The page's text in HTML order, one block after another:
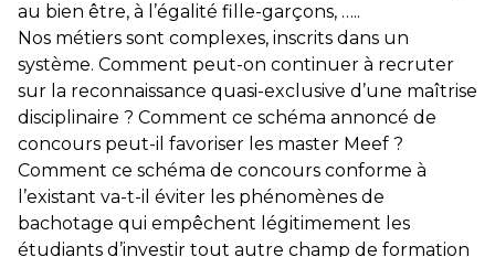
au bien être, à l’égalité fille-garçons, …..
Nos métiers sont complexes, inscrits dans un
système. Comment peut-on continuer à recruter
sur la reconnaissance quasi-exclusive d’une maîtrise
disciplinaire ? Comment ce schéma annoncé de
concours peut-il favoriser les master Meef ?
Comment ce schéma de concours conforme à
l’existant va-t-il éviter les phénomènes de
bachotage qui empêchent légitimement les
étudiants d’investir tout autre champ de formation